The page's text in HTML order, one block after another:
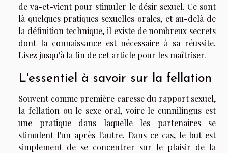
de va-et-vient pour stimuler le désir sexuel. Ce sont
là quelques pratiques sexuelles orales, et au-delà de
la définition technique, il existe de nombreux secrets
dont la connaissance est nécessaire à sa réussite.
Lisez jusqu'à la fin de cet article pour les maîtriser.
L'essentiel à savoir sur la fellation
Souvent comme première caresse du rapport sexuel,
la fellation ou le sexe oral, voire le cunnilingus est
une pratique dans laquelle les partenaires se
stimulent l'un après l'autre. Dans ce cas, le but est
simplement de se concentrer sur le plaisir de la